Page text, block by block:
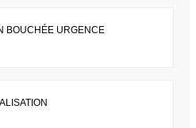
BOUCHÉE URGENCE